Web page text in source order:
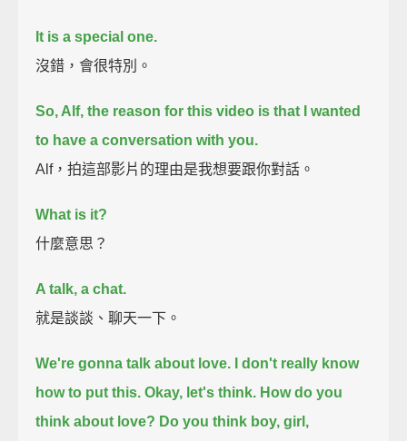
It is a special one.
沒錯，會很特別。
So, Alf, the reason for this video is that I wanted
to have a conversation with you.
Alf，拍這部影片的理由是我想要跟你對話。
What is it?
什麼意思？
A talk, a chat.
就是談談、聊天一下。
We're gonna talk about love.
I don't really know
how to put this. Okay, let's think. How do you
think about love? Do you think boy, girl,